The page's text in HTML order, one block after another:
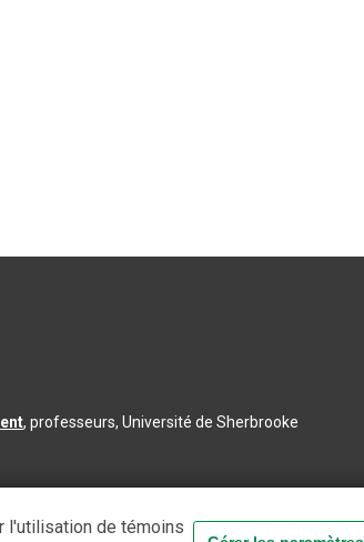
, professeurs, Université de Sherbrooke
l'utilisation de témoins